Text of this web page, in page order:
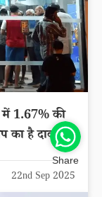
में 1.67% की
का है दाव?
22nd Sep 2025
Share